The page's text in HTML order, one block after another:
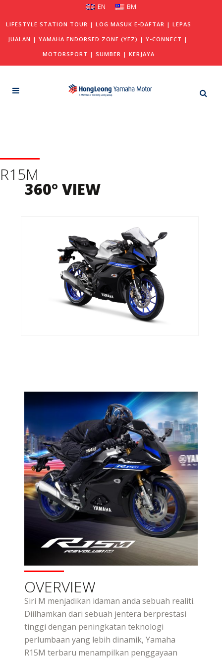
EN BM
LIFESTYLE STATION TOUR | LOG MASUK E-DAFTAR | LEPAS
JUALAN | YAMAHA ENDORSED ZONE (YEZ) | Y-CONNECT |
MOTORSPORT | SUMBER | KERJAYA
R15M
360° VIEW
OVERVIEW
Siri M menjadikan idaman anda sebuah realiti.
Diilhamkan dari sebuah jentera berprestasi
tinggi dengan peningkatan teknologi
perlumbaan yang lebih dinamik, Yamaha
R15M terbaru menampilkan penggayaan